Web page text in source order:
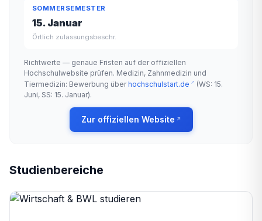
SOMMERSEMESTER
15. Januar
Örtlich zulassungsbeschr.
Richtwerte — genaue Fristen auf der offiziellen
Hochschulwebsite prüfen. Medizin, Zahnmedizin und
Tiermedizin: Bewerbung überhochschulstart.de
(WS: 15.
Juni, SS: 15. Januar).
Zur offiziellen Website
Studienbereiche